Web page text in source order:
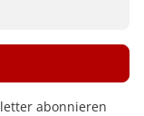
abonnieren